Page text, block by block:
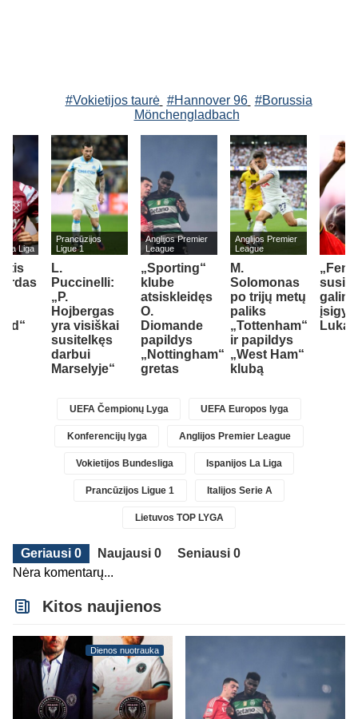
#Vokietijos taurė #Hannover 96 #Borussia
Mönchengladbach
La Liga
Prancūzijos
Ligue 1
L.
Puccinelli:
„P.
Hojbergas
yra visiškai
susitelkęs
darbui
Marselyje“
Anglijos Premier
League
„Sporting“
klube
atsiskleidęs
O.
Diomande
papildys
„Nottingham“
gretas
Anglijos Premier
League
M.
Solomonas
po trijų metų
paliks
„Tottenham“
ir papildys
„West Ham“
klubą
įsigyti
UEFA Čempionų Lyga UEFA Europos lyga
Konferencijų lyga Anglijos Premier League
Vokietijos Bundesliga Ispanijos La Liga
Prancūzijos Ligue 1 Italijos Serie A
Lietuvos TOP LYGA
Geriausi 0 Naujausi 0
Seniausi 0
Nėra komentarų...
Kitos naujienos
Dienos nuotrauka